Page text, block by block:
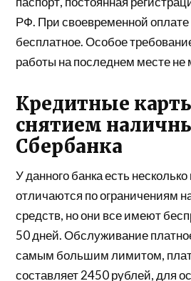
РФ. При своевременной
бесплатное. Особое
работы на последнем месте не
Кредитные
снятием
Сбербанка
У данного банка есть
отличаются по ограничениям
средств, но они все имеют
50 дней. Обслуживание
самым большим лимитом,
составляет 2450 рублей, для